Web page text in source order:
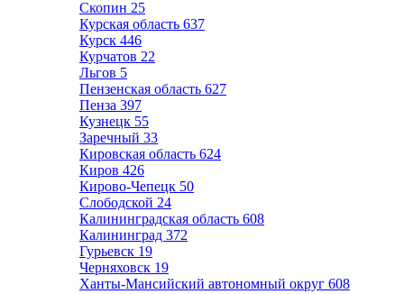
Скопин 25
Курская область 637
Курск 446
Курчатов 22
Льгов 5
Пензенская область 627
Пенза 397
Кузнецк 55
Заречный 33
Кировская область 624
Киров 426
Кирово-Чепецк 50
Слободской 24
Калининградская область 608
Калининград 372
Гурьевск 19
Черняховск 19
Ханты-Мансийский автономный округ 608